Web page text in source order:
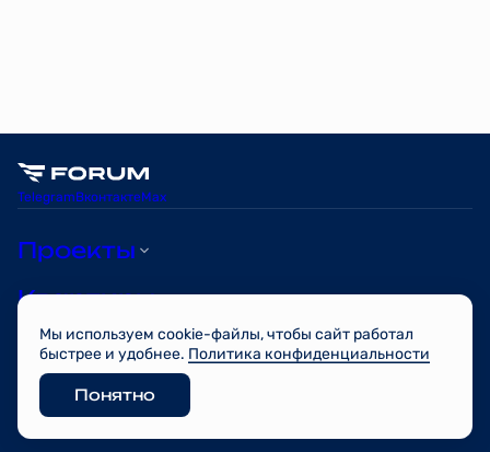
TelegramВконтактеMax
Проекты
Квартиры
О компании
© FORUM 2026
Разработано
Мы используем cookie-файлы, чтобы сайт работал
быстрее и удобнее. Политика конфиденциальности
Понятно